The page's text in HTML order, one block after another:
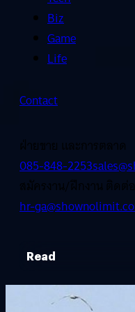
Biz
Game
Life
Contact
ฝ่ายขาย และการตลาด
085-848-2253
สมัครงาน/ฝึกงาน ติดต่
hr-
Read